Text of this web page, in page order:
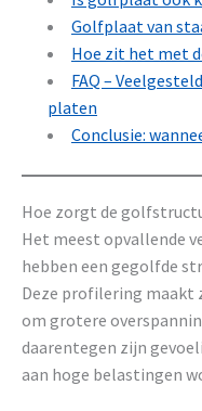
Golfplaat van
Hoe zit het met
FAQ –
platen
Conclusie:
Hoe zorgt de
Het meest opvallende
hebben een gegolfde
Deze profilering maakt
om grotere
daarentegen zijn
aan hoge belastingen